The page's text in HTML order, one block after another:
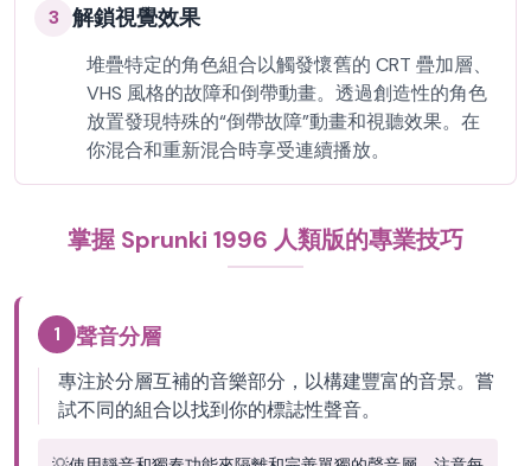
3 解鎖視覺效果
堆疊特定的角色組合以觸發懷舊的 CRT 疊加層、
VHS 風格的故障和倒帶動畫。透過創造性的角色
放置發現特殊的“倒帶故障”動畫和視聽效果。在
你混合和重新混合時享受連續播放。
掌握 Sprunki 1996 人類版的專業技巧
1 聲音分層
專注於分層互補的音樂部分，以構建豐富的音景。嘗
試不同的組合以找到你的標誌性聲音。